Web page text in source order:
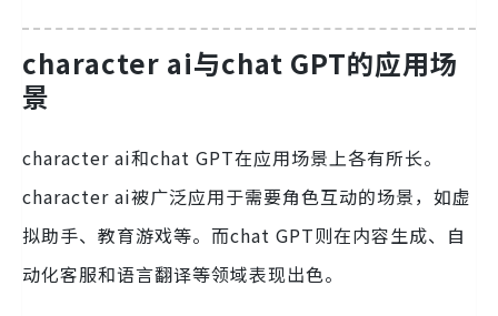
character ai与chat GPT的应用场
景
character ai和chat GPT在应用场景上各有所长。
character ai被广泛应用于需要角色互动的场景，如虚
拟助手、教育游戏等。而chat GPT则在内容生成、自
动化客服和语言翻译等领域表现出色。